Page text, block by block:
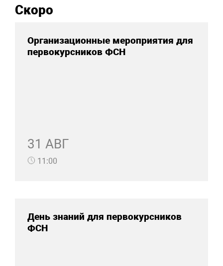
Скоро
Организационные мероприятия для
первокурсников ФСН
31 АВГ
11:00
День знаний для первокурсников
ФСН